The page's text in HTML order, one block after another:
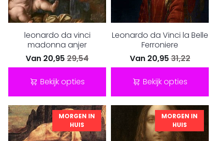
leonardo da vinci
madonna anjer
Van 20,95 29,54
Bekijk opties
Leonardo da Vinci la Belle
Ferroniere
Van 20,9531,22
Bekijk opties
MORGEN IN
HUIS
MORGEN IN
HUIS